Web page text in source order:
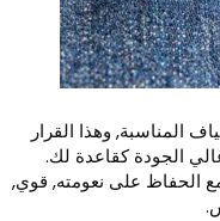
المناسبة, وهذا القرار
الجودة كقاعدة لك.
على نعومته, قوي,